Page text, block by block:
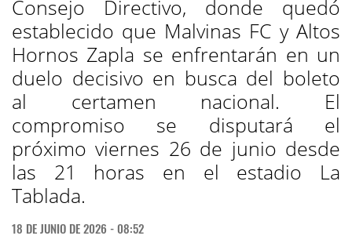
Consejo Directivo, donde quedó
establecido que Malvinas FC y Altos
Hornos Zapla se enfrentarán en un
duelo decisivo en busca del boleto
al certamen nacional. El
compromiso se disputará el
próximo viernes 26 de junio desde
las 21 horas en el estadio La
Tablada.
18 DE JUNIO DE 2026 - 08:52